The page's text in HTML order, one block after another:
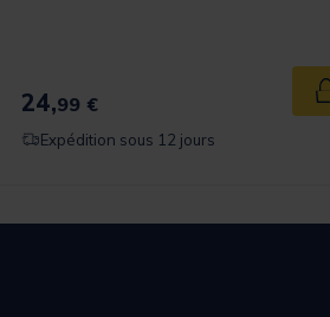
panier
24,99 €
Expédition sous 12 jours